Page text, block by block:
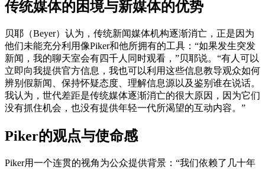
传统媒体的困境与新媒体的优势
贝耶（Beyer）认为，传统新闻媒体机构逐渐消亡，正是因为
他们未能充分利用像Piker和他所拥有的工具：“如果发生突发
新闻，我的聊天室会有四千人同时观看，”贝耶说。“有人可以
立即向我提供官方信息，我也可以利用这些信息教导观众如何
辨别假新闻、保持怀疑态度、理解信息源以及鉴别谁在说话。
我认为，世代差距是传统媒体逐渐消亡的很大原因，因为它们
没有抓住机会，也没有提供年轻一代所渴望的互动内容。”
Piker的观点与使命感
Piker用一个连贯的视角为公众提供背景：“我们依赖了几十年